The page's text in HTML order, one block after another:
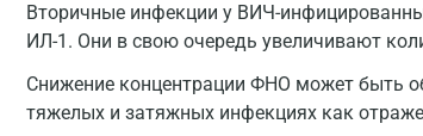
Вторичные инфекции у ВИЧ-
ИЛ-1. Они в свою очередь увеличивают
Снижение концентрации ФНО может быть
тяжелых и затяжных инфекциях как